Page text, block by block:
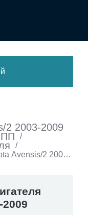
2 2003-2009
/
/
Avensis/2 2003-